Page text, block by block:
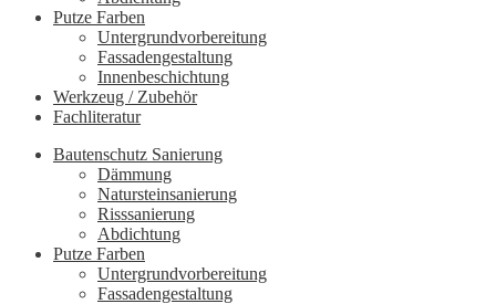
Putze Farben
Untergrundvorbereitung
Fassadengestaltung
Innenbeschichtung
Werkzeug / Zubehör
Fachliteratur
Bautenschutz Sanierung
Dämmung
Natursteinsanierung
Risssanierung
Abdichtung
Putze Farben
Untergrundvorbereitung
Fassadengestaltung